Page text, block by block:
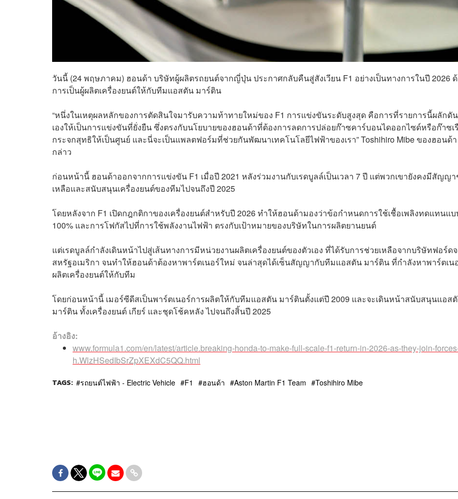
วันนี้ (24 พฤษภาคม) ฮอนด้า บริษัทผู้ผลิตรถยนต์จากญี่ปุ่น ประกาศกลับคืนสู่สังเวียน F1 อย่างเป็นทางการในปี 2026
การเป็นผู้ผลิตเครื่องยนต์ให้กับทีมแอสตัน มาร์ติน
“หนึ่งในเหตุผลหลักของการตัดสินใจมารับความท้าทายใหม่ของ F1 การแข่งขันระดับสูงสุด คือการที่รายการนี้ผลักดั
เองให้เป็นการแข่งขันที่ยั่งยืน ซึ่งตรงกับนโยบายของฮอนด้าที่ต้องการลดการปล่อยก๊าซคาร์บอนไดออกไซด์หรือก๊าซเ
กระจกสุทธิให้เป็นศูนย์ และนี่จะเป็นแพลตฟอร์มที่ช่วยกันพัฒนาเทคโนโลยีไฟฟ้าของเรา” Toshihiro Mibeของฮอนด้า
กล่าว
ก่อนหน้านี้ ฮอนด้าออกจากการแข่งขัน F1 เมื่อปี 2021 หลังร่วมงานกับเรดบูลล์เป็นเวลา 7 ปี แต่พวกเขายังคงมีสัญญ
เหลือและสนับสนุนเครื่องยนต์ของทีมไปจนถึงปี 2025
โดยหลังจาก F1 เปิดกฎกติกาของเครื่องยนต์สำหรับปี 2026 ทำให้ฮอนด้ามองว่าข้อกำหนดการใช้เชื้อเพลิงทดแทนแ
100% และการโฟกัสไปที่การใช้พลังงานไฟฟ้า ตรงกับเป้าหมายของบริษัทในการผลิตยานยนต์
แต่เรดบูลล์กำลังเดินหน้าไปสู่เส้นทางการมีหน่วยงานผลิตเครื่องยนต์ของตัวเอง ที่ได้รับการช่วยเหลือจากบริษัทฟอร์ด
สหรัฐอเมริกา จนทำให้ฮอนด้าต้องหาพาร์ตเนอร์ใหม่ จนล่าสุดได้เซ็นสัญญากับทีมแอสตัน มาร์ติน ที่กำลังหาพาร์ตเน
ผลิตเครื่องยนต์ให้กับทีม
โดยก่อนหน้านี้ เมอร์ซีดีสเป็นพาร์ตเนอร์การผลิตให้กับทีมแอสตัน มาร์ตินตั้งแต่ปี 2009 และจะเดินหน้าสนับสนุนแอส
มาร์ติน ทั้งเครื่องยนต์ เกียร์ และชุดโช้คหลัง ไปจนถึงสิ้นปี 2025
อ้างอิง:
www.formula1.com/en/latest/article.breaking-honda-to-make-full-scale-f1-return-in-2026-as-they-join-
h.WlzHSedIbSrZpXEXdC5QQ.html
TAGS: รถยนต์ไฟฟ้า - Electric Vehicle F1 ฮอนด้า Aston Martin F1 Team Toshihiro Mibe